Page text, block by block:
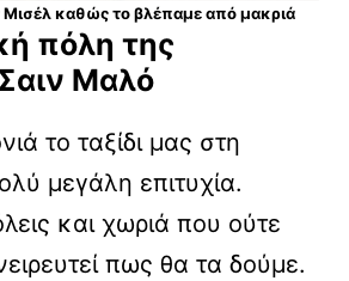
Μισέλ καθώς το βλέπαμε από μακριά
πόλη της
Μαλό
το ταξίδι μας στη
μεγάλη επιτυχία.
και χωριά που ούτε
πως θα τα δούμε.